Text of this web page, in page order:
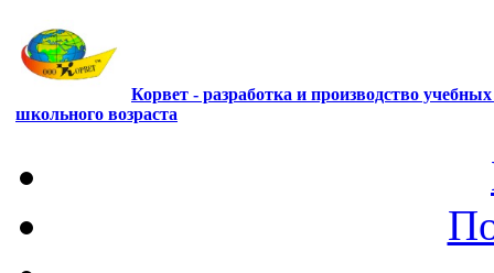
Корвет - разработка и производство
школьного возраста